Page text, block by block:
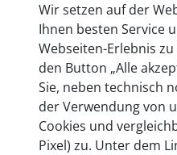
entwickeln wir unsere
Berlin laufend weiter.
heute mehr als
Wir setzen auf der
Ihnen besten Service
Webseiten-Erlebnis
den Button „Alle
Sie, neben technisch
der Verwendung von
Cookies und
Pixel) zu. Unter dem